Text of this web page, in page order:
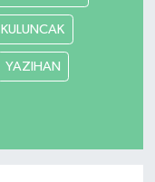
KULUNCAK
YAZIHAN